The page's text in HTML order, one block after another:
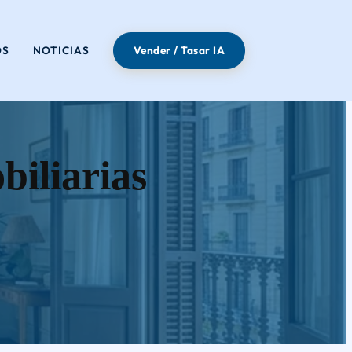
NOTICIAS Vender / Tasar IA